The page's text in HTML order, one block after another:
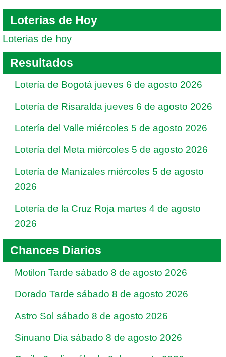
Loterias de Hoy
Loterias de hoy
Resultados
Lotería de Bogotá jueves 6 de agosto 2026
Lotería de Risaralda jueves 6 de agosto 2026
Lotería del Valle miércoles 5 de agosto 2026
Lotería del Meta miércoles 5 de agosto 2026
Lotería de Manizales miércoles 5 de agosto
2026
Lotería de la Cruz Roja martes 4 de agosto
2026
Chances Diarios
Motilon Tarde sábado 8 de agosto 2026
Dorado Tarde sábado 8 de agosto 2026
Astro Sol sábado 8 de agosto 2026
Sinuano Dia sábado 8 de agosto 2026